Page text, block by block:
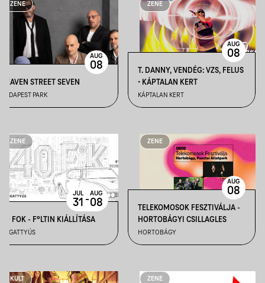
ZENE
HEAVEN STREET SEVEN
BUDAPEST PARK
AUG
08
ZENE
T. DANNY, VENDÉG: VZS, FELUS
• KÁPTALAN KERT
KÁPTALAN KERT
AUG
08
ZENE
40 FOK - F°LTIN KIÁLLÍTÁSA
DUGATTYÚS
JUL
31 -AUG
08
ZENE
TELEKOMOSOK FESZTIVÁLJA -
HORTOBÁGYI CSILLAGLES
HORTOBÁGY
AUG
08
KULT ZENE